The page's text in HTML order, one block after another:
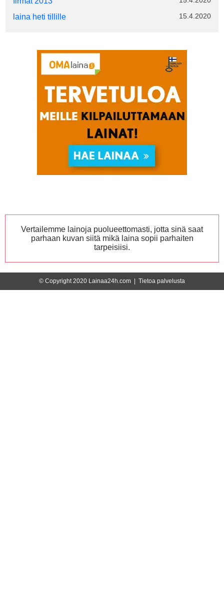
laina heti tillille 15.4.2020
Vertailemme lainoja puolueettomasti, jotta sinä saat
parhaan kuvan siitä mikä laina sopii parhaiten
tarpeisiisi.
© Copyright 2020 Lainaa24h.com | Tietoa palvelusta